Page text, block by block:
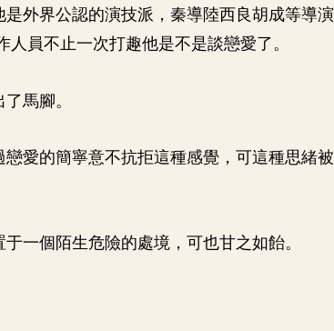
外界公認的演技派，秦導陸西良胡成等導演
員不止一次打趣他是不是談戀愛了。
馬腳。
愛的簡寧意不抗拒這種感覺，可這種思緒被
一個陌生危險的處境，可也甘之如飴。